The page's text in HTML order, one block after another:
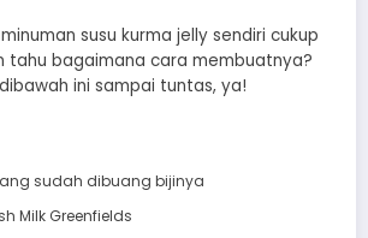
susu kurma jelly sendiri cukup
tahu bagaimana cara membuatnya?
ini sampai tuntas, ya!
sudah dibuang bijinya
Milk Greenfields